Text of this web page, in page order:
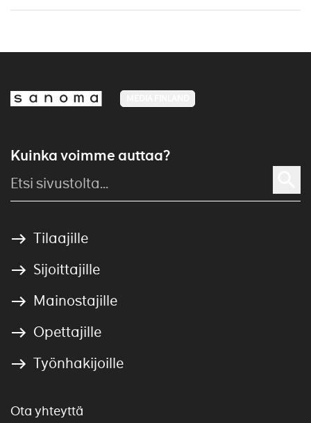
Kuinka voimme auttaa?
Tilaajille
Sijoittajille
Mainostajille
Opettajille
Työnhakijoille
Ota yhteyttä